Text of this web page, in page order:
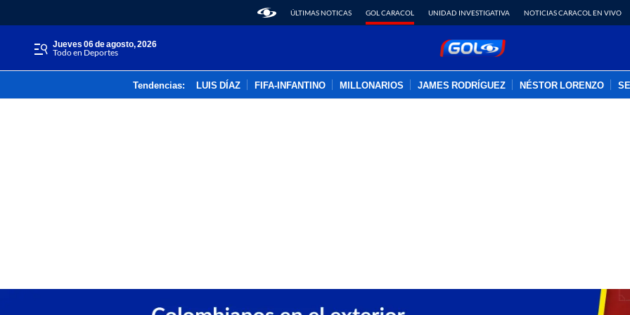
ÚLTIMAS NOTICAS GOL CARACOL UNIDAD INVESTIGATIVA NOTICIAS CARACOL EN VIVO
jueves 06 de agosto, 2026
Todo en Deportes
Tendencias: LUIS DÍAZ FIFA-INFANTINO MILLONARIOS JAMES RODRÍGUEZ NÉSTOR LORENZO